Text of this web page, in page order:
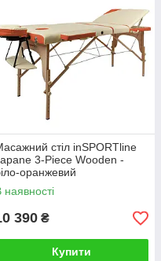
стіл inSPORTline
3-Piece Wooden -
оранжевий
наявності
390 ₴
Купити